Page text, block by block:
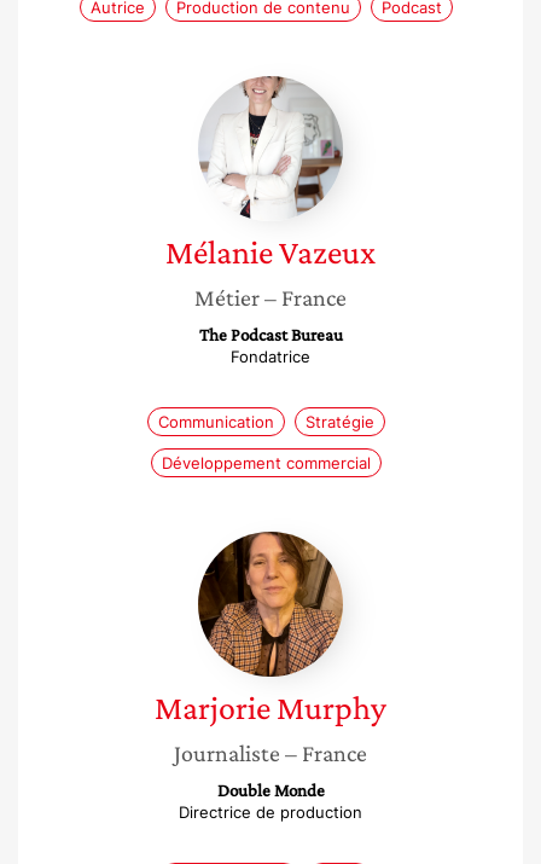
Autrice Production de contenu Podcast
Mélanie
Vazeux
MélanieVazeux
Métier– France
The Podcast Bureau
Fondatrice
Communication Stratégie
Développement commercial
Marjorie
Murphy
MarjorieMurphy
Journaliste – France
Double Monde
Directrice de production